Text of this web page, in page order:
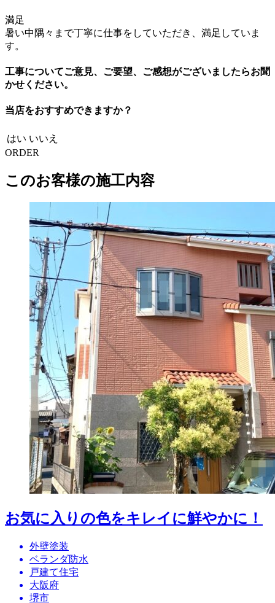
満足
暑い中隅々まで丁寧に仕事をしていただき、満足していま
す。
工事についてご意見、ご要望、ご感想がございましたらお聞
かせください。
当店をおすすめできますか？
はい いいえ
ORDER
このお客様の施工内容
お気に入りの色をキレイに鮮やかに！
外壁塗装
ベランダ防水
戸建て住宅
大阪府
堺市